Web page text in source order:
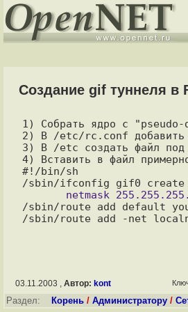
Создание gif туннеля в
1) Собрать ядро с
2) В /etc/rc.conf добавить
3) В /etc создать файл
4) Вставить в файл
#!/bin/sh
/sbin/route add default
03.11.2003 , Автор: kont
Раздел: Корень / Администратору /